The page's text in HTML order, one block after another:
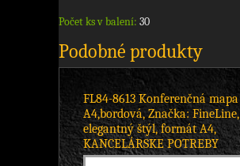
Počet ks v balení: 30
Podobné produkty
FL84-8613 Konferenčná mapa
A4,bordová, Značka: FineLine,
elegantný štýl, formát A4,
KANCELÁRSKE POTREBY